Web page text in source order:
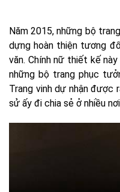
Năm 2015, những bộ
dựng hoàn thiện tương
văn. Chính nữ thiết kế
những bộ trang phục
Trang vinh dự nhận được
sử ấy đi chia sẻ ở nhiều